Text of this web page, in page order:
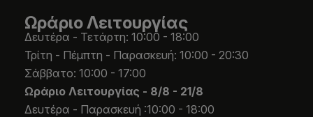
Ωράριο Λειτουργίας
Δευτέρα - Τετάρτη: 10:00 - 18:00
Τρίτη - Πέμπτη - Παρασκευή: 10:00 - 20:30
Σάββατο: 10:00 - 17:00
Ωράριο Λειτουργίας - 8/8 - 21/8
Δευτέρα - Παρασκευή :10:00 - 18:00